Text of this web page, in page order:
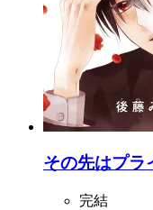
その先はプラ
完結